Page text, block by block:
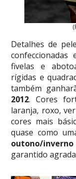
Detalhes de
fivelas e
rígidas e
também
2012. Cores
laranja, roxo,
cores mais
quase como
outono/
garantido